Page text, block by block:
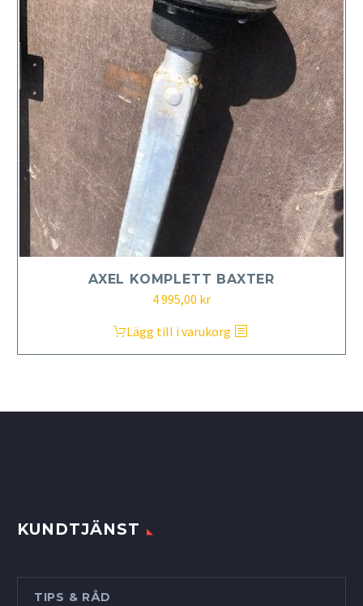
AXEL KOMPLETT BAXTER
4 995,00 kr
Lägg till i varukorg
KUNDTJÄNST
TIPS & RÅD